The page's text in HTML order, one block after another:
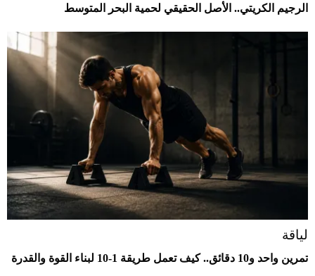
الرجيم الكريتي.. الأصل الحقيقي لحمية البحر المتوسط
لياقة
تمرين واحد و10 دقائق.. كيف تعمل طريقة 1-10 لبناء القوة والقدرة